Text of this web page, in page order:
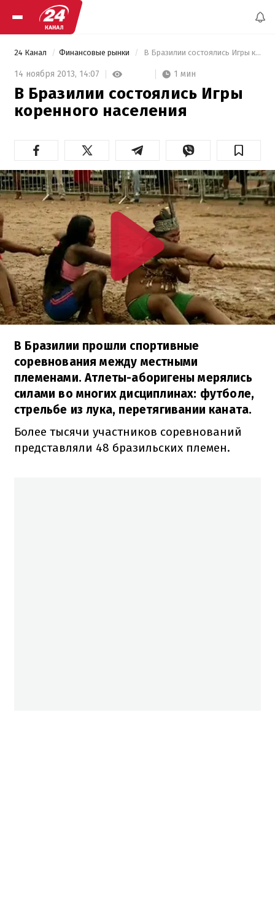
24 Канал Финансовые рынки В Бразилии состоялись Игры коренного населения
14 ноября 2013, 14:07 1 мин
В Бразилии состоялись Игры
коренного населения
В Бразилии прошли спортивные
соревнования между местными
племенами. Атлеты-аборигены мерялись
силами во многих дисциплинах: футболе,
стрельбе из лука, перетягивании каната.
Более тысячи участников соревнований
представляли 48 бразильских племен.